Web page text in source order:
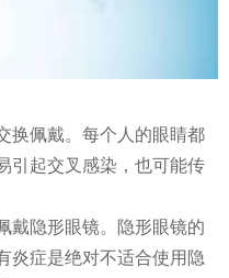
换佩戴。每个人的眼睛都
引起交叉感染，也可能传
戴隐形眼镜。隐形眼镜的
炎症是绝对不适合使用隐